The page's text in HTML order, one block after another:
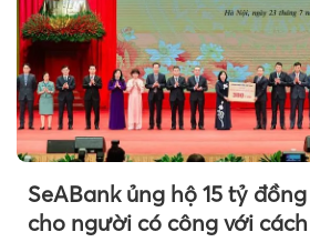
SeABank ủng hộ 15 tỷ
cho người có công với